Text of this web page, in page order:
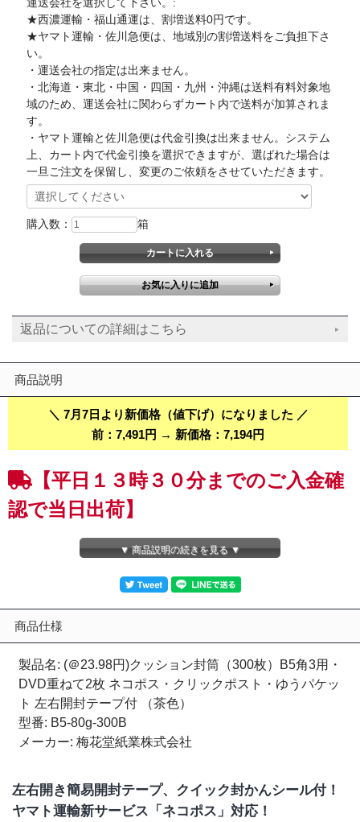
★西濃運輸・福山通運は、割増送料0円です。
★ヤマト運輸・佐川急便は、地域別の割増送料をご負担下さ
い。
・運送会社の指定は出来ません。
・北海道・東北・中国・四国・九州・沖縄は送料有料対象地
域のため、運送会社に関わらずカート内で送料が加算されま
す。
・ヤマト運輸と佐川急便は代金引換は出来ません。システム
上、カート内で代金引換を選択できますが、選ばれた場合は
一旦ご注文を保留し、変更のご依頼をさせていただきます。
購入数： 箱
返品についての詳細はこちら
商品説明
＼ 7月7日より新価格（値下げ）になりました ／
前：7,491円 → 新価格：7,194円
【平日１３時３０分までのご入金確
認で当日出荷】
【１箱（３００枚）】ネコポス、らくらくメルカリ便・ゆうパケッ
ト、ゆうゆうメルカリ便Ｂ５角３用クッション封筒 （ＤＶＤ重ね
て２枚・キャンパスノート用）封筒とエアキャップが一体となった
左右開き簡易開封テープ、クイック封かんシール付のクッション封
筒です。【未晒（みさらし）,茶色】
※厚さ１４ｍｍのＤＶＤケースは２枚重ねるとネコポス、らくらく
メルカリ便・ゆうパケット、ゆうゆうメルカリ便では送ることが出
来ません。
●ネコポス、らくらくメルカリ便をご利用頂けます。
大きめ横型Ｂ５サイズの『ネコポス用クッション封筒』
300枚はコチラから
同サイズで厚み2～3mm！薄手エアキャップクッション封筒
（未晒）
みさらし
はコチラ
▼ 商品説明の続きを見る ▼
商品仕様
製品名: (＠23.98円)クッション封筒（300枚）B5角3用・
DVD重ねて2枚 ネコポス・クリックポスト・ゆうパケッ
ト 左右開封テープ付 （茶色）
型番: B5-80g-300B
メーカー: 梅花堂紙業株式会社
左右開き簡易開封テープ、クイック封かんシール付！
ヤマト運輸新サービス「ネコポス」対応！